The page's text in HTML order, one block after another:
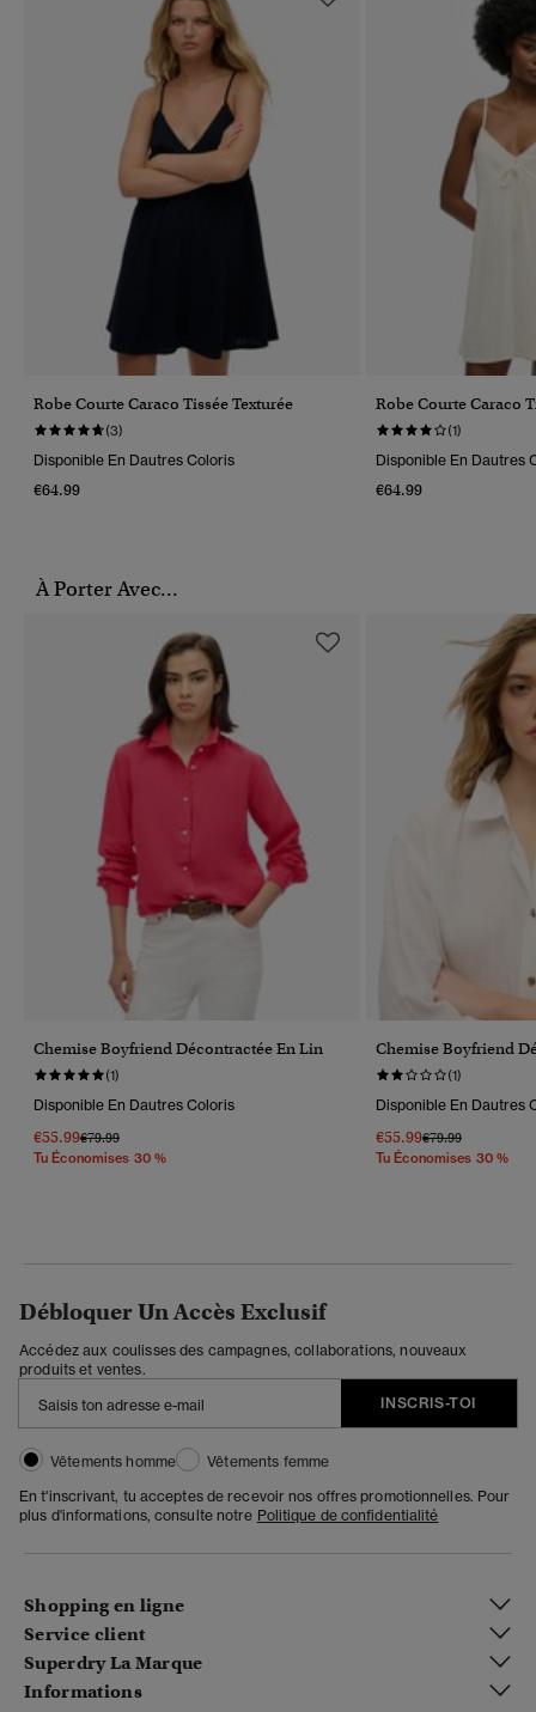
Robe Courte Caraco Tissée Texturée
(3)
Disponible En Dautres Coloris
€64.99
Robe Courte Caraco
(1)
Disponible En Dautres
€64.99
À Porter Avec...
Chemise Boyfriend Décontractée En Lin
(1)
Disponible En Dautres Coloris
€55.99Prix Réduit De
€79.99À
Tu Économises 30 %
Chemise Boyfriend
(1)
Disponible En Dautres
€55.99Prix Réduit De
€79.99À
Tu Économises 30 %
Débloquer Un Accès Exclusif
Accédez aux coulisses des campagnes, collaborations, nouveaux
produits et ventes.
INSCRIS-TOI
Vêtements homme
Vêtements femme
En t'inscrivant, tu acceptes de recevoir nos offres promotionnelles. Pour
plus d'informations, consulte notre Politique de confidentialité
Shopping en ligne
Service client
Superdry La Marque
Informations